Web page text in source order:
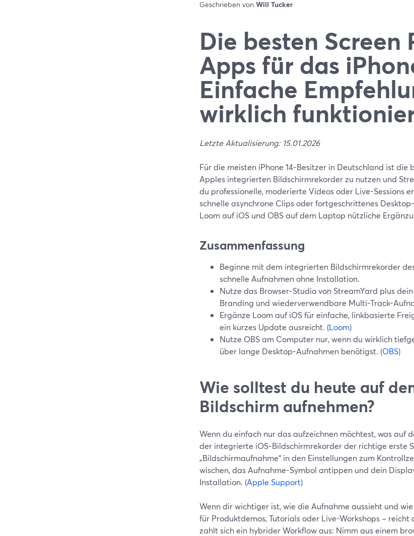
Geschrieben von Will Tucker
Die besten Screen
Apps für das
Einfache
wirklich
Letzte Aktualisierung: 15.01.2026
Für die meisten iPhone 14-Besitzer in Deutschland ist die
Apples integrierten Bildschirmrekorder zu nutzen und
du professionelle, moderierte Videos oder Live-Sessions
schnelle asynchrone Clips oder fortgeschrittenes
Loom auf iOS und OBS auf dem Laptop nützliche
Zusammenfassung
Beginne mit dem integrierten Bildschirmrekorder
schnelle Aufnahmen ohne Installation.
Nutze das Browser-Studio von StreamYard plus
Branding und wiederverwendbare Multi-Track-
Ergänze Loom auf iOS für einfache, linkbasierte
ein kurzes Update ausreicht. (Loom)
Nutze OBS am Computer nur, wenn du wirklich
über lange Desktop-Aufnahmen benötigst. (OBS)
Wie solltest du heute auf
Bildschirm aufnehmen?
Wenn du einfach nur das aufzeichnen möchtest, was auf
der integrierte iOS-Bildschirmrekorder der richtige erste
„Bildschirmaufnahme“ in den Einstellungen zum
wischen, das Aufnahme-Symbol antippen und dein
Installation. (Apple Support)
Wenn dir wichtiger ist, wie die Aufnahme aussieht und
für Produktdemos, Tutorials oder Live-Workshops –
zahlt sich ein hybrider Workflow aus: Nimm aus einem